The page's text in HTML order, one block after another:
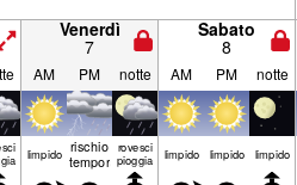
Venerdì
7
Sabato
8
AM PM notte AM PM notte
limp­ido rischio
temporale
rovesci
pioggia limp­ido limp­ido limp­ido